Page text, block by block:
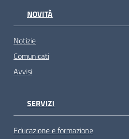
NOVITÀ
Notizie
Comunicati
Avvisi
SERVIZI
Educazione e formazione